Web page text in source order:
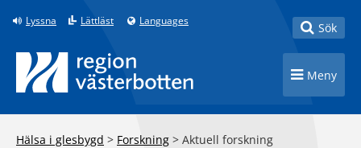
Till innehåll på sidan
Lyssna Lättläst Languages Toggle
Sök
Toggle
Meny
Hälsa i glesbygd > Forskning > Aktuell forskning